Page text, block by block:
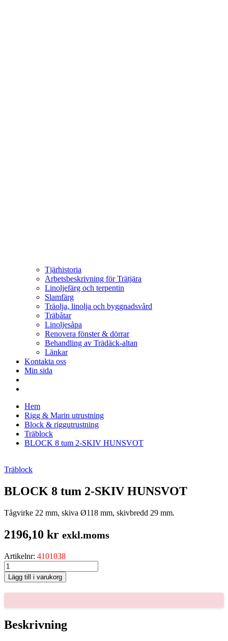
Tjärhistoria
Arbetsbeskrivning för Trätjära
Linoljefärg och terpentin
Slamfärg
Träolja, linolja och byggnadsvård
Träbåtar
Linoljesåpa
Renovera fönster & dörrar
Behandling av Trädäck-altan
Länkar
Kontakta oss
Min sida
Hem
Rigg & Marin utrustning
Block & riggutrustning
Träblock
BLOCK 8 tum 2-SKIV HUNSVOT
Träblock
BLOCK 8 tum 2-SKIV HUNSVOT
Tågvirke 22 mm, skiva Ø118 mm, skivbredd 29 mm.
2196,10 kr exkl.moms
Artikelnr: 4101038
BLOCK
8
tum
2-
HUNSVOT
mängd
Lägg till i varukorg
Beskrivning